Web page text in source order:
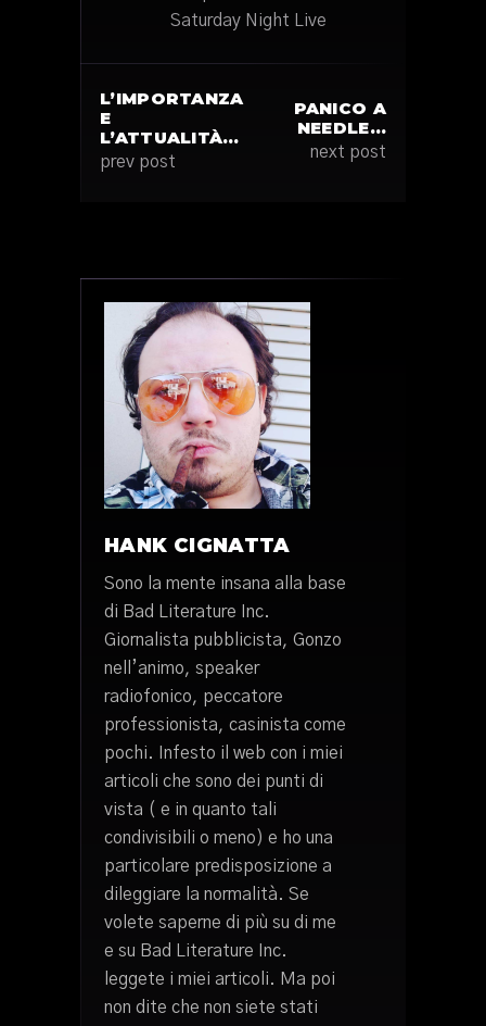
Saturday Night Live
L’IMPORTANZA
E
L’ATTUALITÀ…
prev post
PANICO A
NEEDLE…
next post
HANK CIGNATTA
Sono la mente insana alla base
di Bad Literature Inc.
Giornalista pubblicista, Gonzo
nell’animo, speaker
radiofonico, peccatore
professionista, casinista come
pochi. Infesto il web con i miei
articoli che sono dei punti di
vista ( e in quanto tali
condivisibili o meno) e ho una
particolare predisposizione a
dileggiare la normalità. Se
volete saperne di più su di me
e su Bad Literature Inc.
leggete i miei articoli. Ma poi
non dite che non siete stati